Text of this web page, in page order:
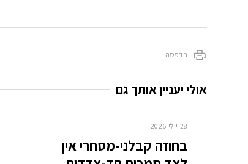
הדפסה
אולי יעניין אותך גם
28 יולי 2026
בחוזה קבלני-מסחרי אין